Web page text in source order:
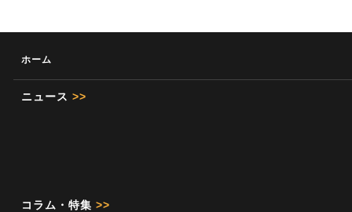
ホーム
ニュース >>
コラム・特集 >>